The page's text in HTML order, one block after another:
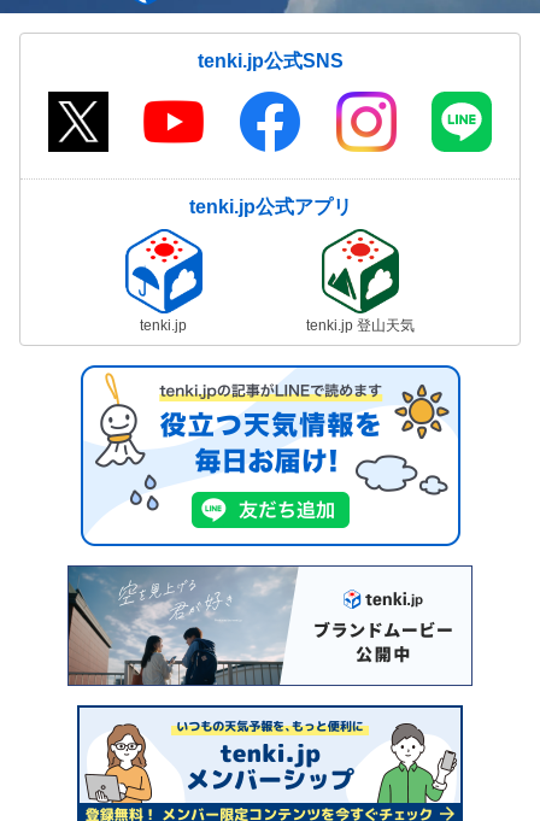
tenki.jp公式SNS
tenki.jp公式アプリ
tenki.jp tenki.jp 登山天気